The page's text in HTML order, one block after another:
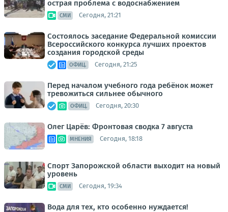
острая проблема с водоснабжением
СМИ Сегодня, 21:21
Состоялось заседание Федеральной комиссии
Всероссийского конкурса лучших проектов
создания городской среды
ОФИЦ. Сегодня, 21:25
Перед началом учебного года ребёнок может
тревожиться сильнее обычного
ОФИЦ. Сегодня, 20:30
Олег Царёв: Фронтовая сводка 7 августа
МНЕНИЯ Сегодня, 18:18
Спорт Запорожской области выходит на новый
уровень
СМИ Сегодня, 19:34
Вода для тех, кто особенно нуждается!